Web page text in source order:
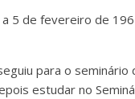
5 de fevereiro de
para o seminário
estudar no